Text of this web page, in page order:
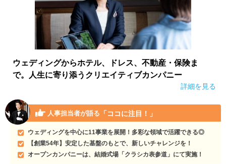
ウェディングからホテル、ドレス、不動産・保険ま
で。人生に寄り添うクリエイティブカンパニー
詳細を見る
人事担当者が語る 「ココに注目！」
ウェディングを中心に11事業を展開！多彩な領域で活躍できる◎
【創業54年】安定した基盤のもとで、新しいチャレンジを！
オープンカンパニーは、結婚式場「クラシカ表参道」にて実施！